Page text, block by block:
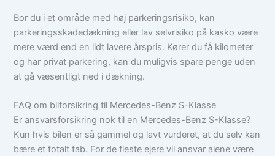
Bor du i et område med høj parkeringsrisiko, kan
parkeringsskadedækning eller lav selvrisiko på kasko være
mere værd end en lidt lavere årspris. Kører du få kilometer
og har privat parkering, kan du muligvis spare penge uden
at gå væsentligt ned i dækning.
FAQ om bilforsikring til Mercedes-Benz S-Klasse
Er ansvarsforsikring nok til en Mercedes-Benz S-Klasse?
Kun hvis bilen er så gammel og lavt vurderet, at du selv kan
bære et totalt tab. For de fleste ejere vil ansvar alene være